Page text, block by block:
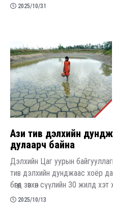
2025/10/31
Ази тив дэлхийн
дулаарч байна
Дэлхийн Цаг уурын
тив дэлхийн дунджаас хоёр
бөгөөд зөвхөн сүүлийн 30 жилд
2025/10/13